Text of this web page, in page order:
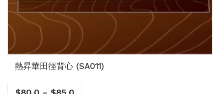
熱昇華田徑背心 (SA011)